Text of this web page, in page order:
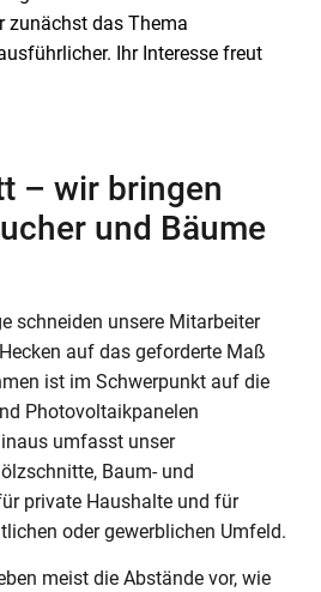
zunächst das Thema
Ihr Interesse freut
– wir bringen
und Bäume
schneiden unsere Mitarbeiter
auf das geforderte Maß
ist im Schwerpunkt auf die
Photovoltaikpanelen
umfasst unser
Baum- und
private Haushalte und für
oder gewerblichen Umfeld.
meist die Abstände vor, wie